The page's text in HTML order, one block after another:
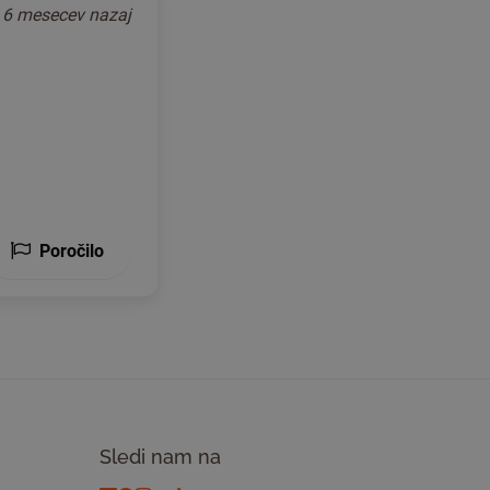
6 mesecev nazaj
Poročilo
Sledi nam na